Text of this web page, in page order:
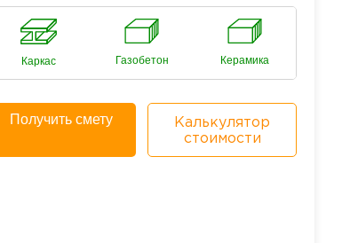
Каркас Газобетон Керамика
Получить смету
Калькулятор
стоимости